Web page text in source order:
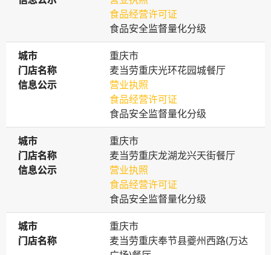
食品经营许可证
食品安全监督量化分级
城市
城市
重庆市
门店名称
门店名称
麦当劳重庆光环花园城餐厅
信息公示
信息公示
营业执照
食品经营许可证
食品安全监督量化分级
城市
城市
重庆市
门店名称
门店名称
麦当劳重庆龙湖龙兴天街餐厅
信息公示
信息公示
营业执照
食品经营许可证
食品安全监督量化分级
城市
城市
重庆市
门店名称
门店名称
麦当劳重庆奉节县夔州西路(万达